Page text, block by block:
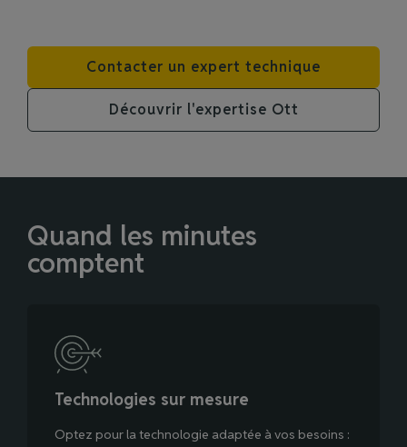
Contacter un expert technique
Découvrir l'expertise Ott
Quand les minutes
comptent
Technologies sur mesure
Optez pour la technologie adaptée à vos besoins :